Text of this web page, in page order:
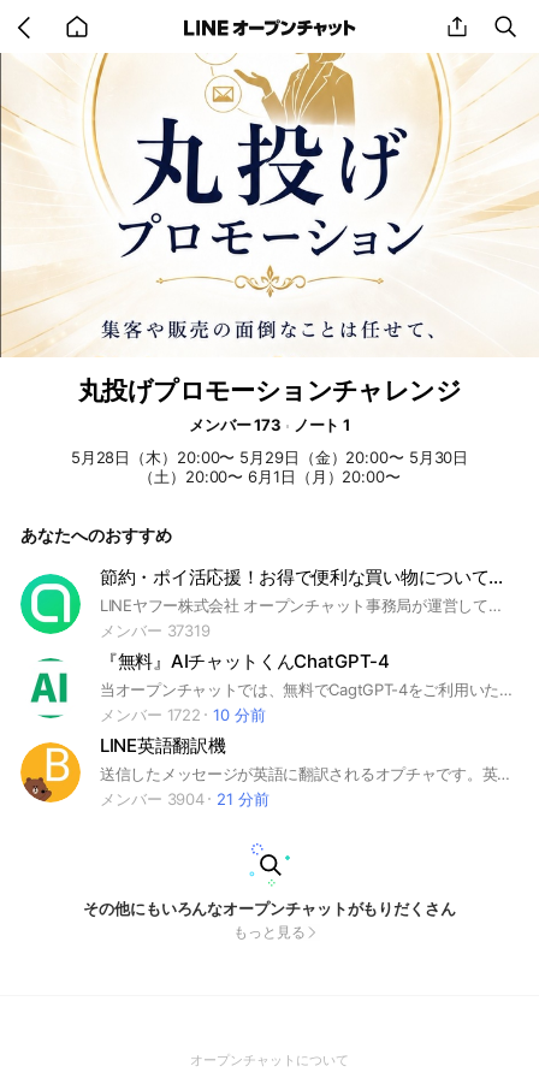
back
to
home
share
丸投げプロモーションチャレンジ
メンバー 173
ノート 1
5月28日（木）20:00〜 5月29日（金）20:00〜 5月30日
（土）20:00〜 6月1日（月）20:00〜
あなたへのおすすめ
節約・ポイ活応援！お得で便利な買い物について話す部屋【LY公式運営】
LINEヤフー株式会社 オープンチャット事務局が運営しています。
メンバー 37319
『無料』AIチャットくんChatGPT-4
当オープンチャットでは、無料でCagtGPT-4をご利用いただけます。皆様から面白いまたは意味のある質問を自由にアップロードしていただければ、いくつかをピックアップし、GPT-4モデルによる実際の回答を返信いたします。 また、新しいメンバーを招待すると、ピックアップ確率が上がるという特典もございます。 オープンチャットのルールとして、互いに敬意と思いやりを持って楽しめる環境作りに努め、また、投稿内容はオープンチャットのテーマに沿っていること、特定の個人に対する誹謗中傷、ヘイトスピーチ、商業サイトへの誘導、わいせつな内容を含む投稿や表現、著作権や肖像権を侵害する行為等を禁止しています。 お問い合わせがございましたら、お問い合わせフォームからお送りください。また、LINEやサービスに関するお問い合わせについては、本オープンチャット上での回答ができかねることをご了承ください。 今すぐ回答が欲しい方へ こちらのChatGPTサブアカウントは随時質問を受け付けています。一日の回数制限がありますが回答はすぐに返します。一度お試しください。https://lin.ee/T3nfGRd
メンバー 1722
10 分前
LINE英語翻訳機
送信したメッセージが英語に翻訳されるオプチャです。英語の勉強などにお使いください。 #学習 #翻訳 #交流 #勉強
メンバー 3904
21 分前
その他にもいろんなオープンチャットがもりだくさん
もっと見る
オープンチャットについて